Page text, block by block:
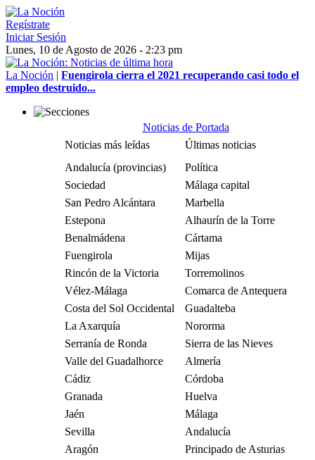
Regístrate
Iniciar Sesión
Lunes, 10 de Agosto de 2026 - 2:23 pm
La Noción | Fuengirola cierra el 2021 recuperando casi todo el
empleo destruido...
Noticias de Portada
Noticias más leídas
Últimas noticias
Andalucía (provincias)
Política
Sociedad
Málaga capital
San Pedro Alcántara
Marbella
Estepona
Alhaurín de la Torre
Benalmádena
Cártama
Fuengirola
Mijas
Rincón de la Victoria
Torremolinos
Vélez-Málaga
Comarca de Antequera
Costa del Sol Occidental
Guadalteba
La Axarquía
Nororma
Serranía de Ronda
Sierra de las Nieves
Valle del Guadalhorce
Almería
Cádiz
Córdoba
Granada
Huelva
Jaén
Málaga
Sevilla
Andalucía
Aragón
Principado de Asturias